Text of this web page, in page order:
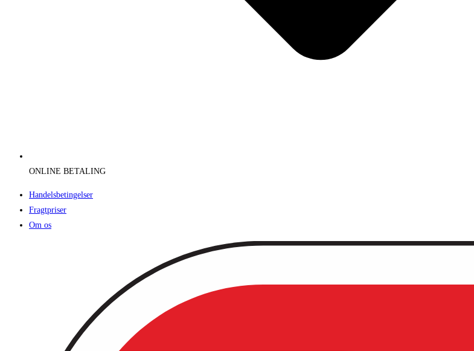
ONLINE BETALING
Handelsbetingelser
Fragtpriser
Om os